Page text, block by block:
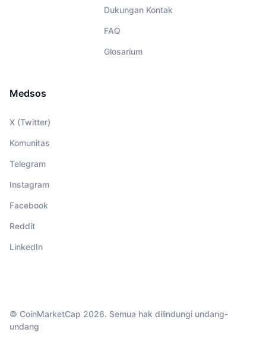
Dukungan Kontak
FAQ
Glosarium
Medsos
X (Twitter)
Komunitas
Telegram
Instagram
Facebook
Reddit
LinkedIn
© CoinMarketCap 2026. Semua hak dilindungi undang-
undang